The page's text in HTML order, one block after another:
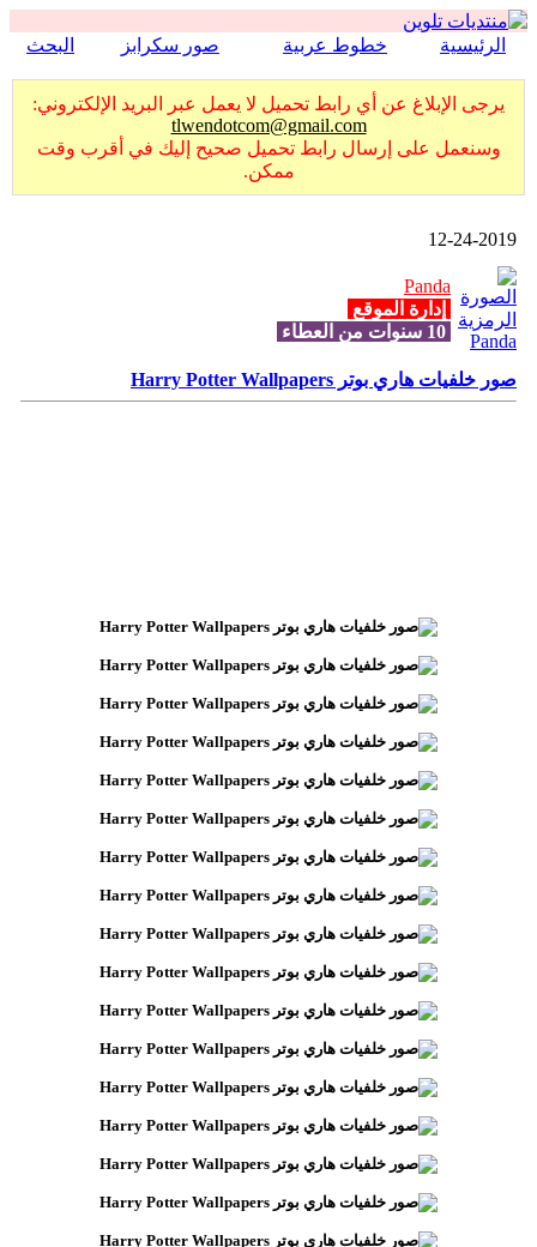
الرئيسية خطوط عربية صور سكرابز البحث
يرجى الإبلاغ عن أي رابط تحميل لا يعمل عبر البريد الإلكتروني:
tlwendotcom@gmail.com
وسنعمل على إرسال رابط تحميل صحيح إليك في أقرب وقت
ممكن.
12-24-2019
Panda
إدارة الموقع
صور خلفيات هاري بوتر Harry Potter Wallpapers